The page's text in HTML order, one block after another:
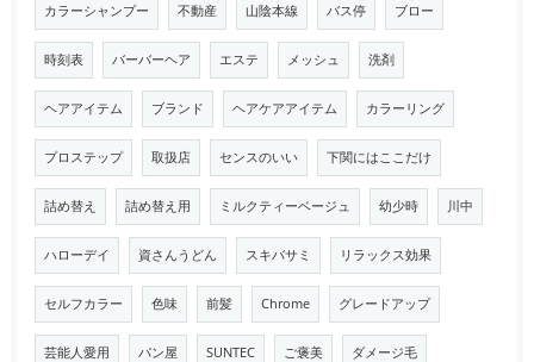
カラーシャンプー 不動産 山陰本線 バス停 ブロー
時刻表 バーバーヘア エステ メッシュ 洗剤
ヘアアイテム ブランド ヘアケアアイテム カラーリング
プロステップ 取扱店 センスのいい 下関にはここだけ
詰め替え 詰め替え用 ミルクティーベージュ 幼少時 川中
ハローデイ 資さんうどん スキバサミ リラックス効果
セルフカラー 色味 前髪 Chrome グレードアップ
芸能人愛用 パン屋 SUNTEC ご褒美 ダメージ毛